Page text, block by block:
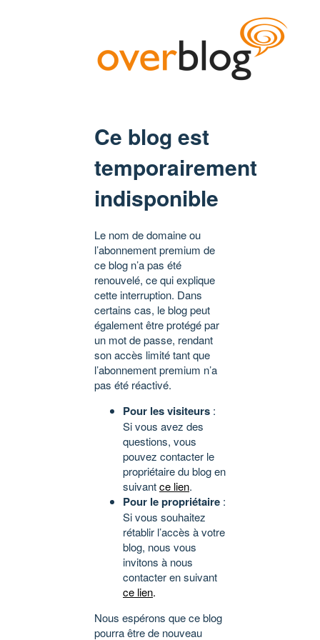
Ce blog est
temporairement
indisponible
Le nom de domaine ou
l’abonnement premium de
ce blog n’a pas été
renouvelé, ce qui explique
cette interruption. Dans
certains cas, le blog peut
également être protégé par
un mot de passe, rendant
son accès limité tant que
l’abonnement premium n’a
pas été réactivé.
Pour les visiteurs :
Si vous avez des
questions, vous
pouvez contacter le
propriétaire du blog en
suivantce lien.
Pour le propriétaire :
Si vous souhaitez
rétablir l’accès à votre
blog, nous vous
invitons à nous
contacter en suivant
ce lien.
Nous espérons que ce blog
pourra être de nouveau